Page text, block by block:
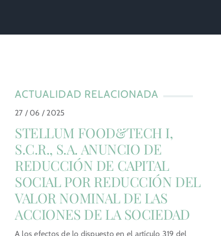
ACTUALIDAD RELACIONADA
27 / 06 / 2025
STELLUM FOOD&TECH I,
S.C.R., S.A. ANUNCIO DE
REDUCCIÓN DE CAPITAL
SOCIAL POR REDUCCIÓN DEL
VALOR NOMINAL DE LAS
ACCIONES DE LA SOCIEDAD
A los efectos de lo dispuesto en el artículo 319 del